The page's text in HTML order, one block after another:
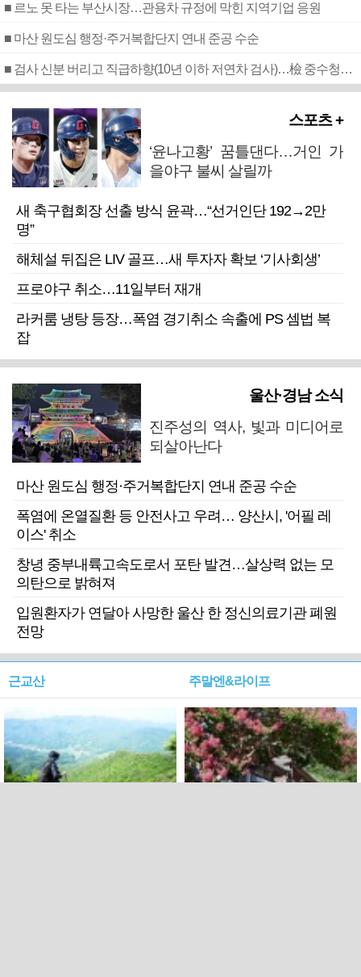
■ 르노 못 타는 부산시장…관용차 규정에 막힌 지역기업 응원
■ 마산 원도심 행정·주거복합단지 연내 준공 수순
■ 검사 신분 버리고 직급하향(10년 이하 저연차 검사)…檢 중수청행 기피
스포츠 +
‘윤나고황’ 꿈틀댄다…거인 가
을야구 불씨 살릴까
새 축구협회장 선출 방식 윤곽…“선거인단 192→2만
명”
해체설 뒤집은 LIV 골프…새 투자자 확보 ‘기사회생’
프로야구 취소…11일부터 재개
라커룸 냉탕 등장…폭염 경기취소 속출에 PS 셈법 복
잡
울산·경남 소식
진주성의 역사, 빛과 미디어로
되살아난다
마산 원도심 행정·주거복합단지 연내 준공 수순
폭염에 온열질환 등 안전사고 우려… 양산시, '어필 레
이스' 취소
창녕 중부내륙고속도로서 포탄 발견…살상력 없는 모
의탄으로 밝혀져
입원환자가 연달아 사망한 울산 한 정신의료기관 폐원
전망
근교산 주말엔&라이프